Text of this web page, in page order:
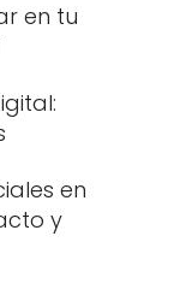
en tu
en
y